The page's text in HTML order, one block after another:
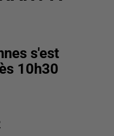
s'est
10h30